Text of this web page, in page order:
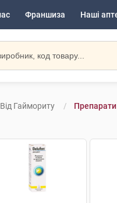
Франшиза Наші
Гаймориту